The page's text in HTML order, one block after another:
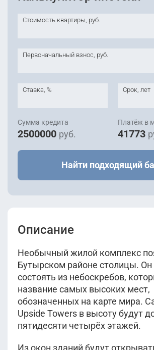
Стоимость квартиры, руб.
Первоначальный взнос, руб.
Ставка, % Срок, лет
Сумма кредита
2500000 руб.
Платёж в
41773
Найти подходящий
Описание
Необычный жилой комплекс
Бутырском районе столицы. Он
состоять из небоскребов,
название самых высоких мест,
обозначенных на карте мира.
Upside Towers в высоту будут
пятидесяти четырёх этажей.
Из окон зданий будут